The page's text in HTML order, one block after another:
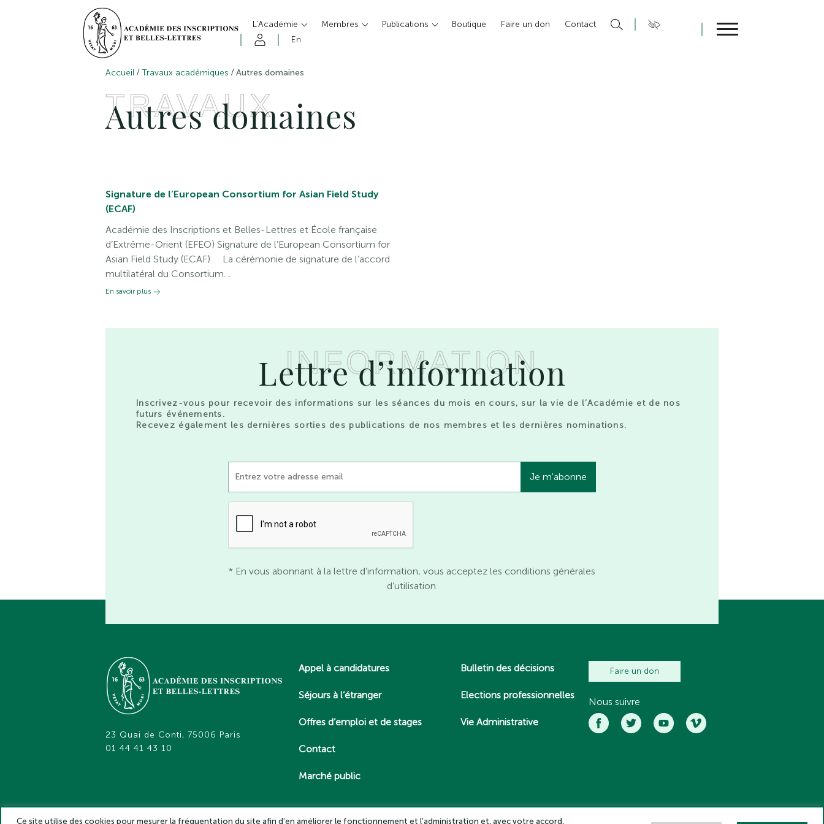
L’Académie Membres Publications Boutique Faire un don
Contact
En
Accueil /Travaux académiques /Autres domaines
TRAVAUX
Autres domaines
Signature de l’European Consortium for Asian Field Study
(ECAF)
Académie des Inscriptions et Belles-Lettres et École française
d’Extrême-Orient (EFEO) Signature de l’European Consortium for
Asian Field Study (ECAF) La cérémonie de signature de l’accord
multilatéral du Consortium…
En savoir plus
INFORMATION
Lettre d’information
Inscrivez-vous pour recevoir des informations sur les séances du mois en cours, sur la vie de l’Académie et de nos
futurs événements.
Recevez également les dernières sorties des publications de nos membres et les dernières nominations.
* En vous abonnant à la lettre d’information, vous acceptez les conditions générales
d’utilisation.
23 Quai de Conti, 75006 Paris
01 44 41 43 10
Appel à candidatures
Séjours à l’étranger
Offres d’emploi et de stages
Contact
Marché public
Bulletin des décisions
Elections professionnelles
Vie Administrative
Faire un don
Nous suivre
Ce site utilise des cookies pour mesurer la fréquentation du site afin d’en améliorer le fonctionnement et l’administration et, avec votre accord,